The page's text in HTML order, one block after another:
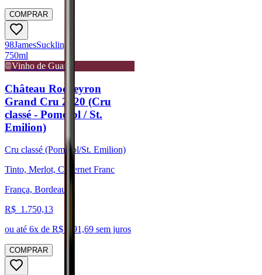
COMPRAR
98JamesSuckling
750ml
Vinho de Guarda
Château Rocheyron
Grand Cru 2020 (Cru
classé - Pomerol / St.
Emilion)
Cru classé (Pomerol/St. Emilion)
Tinto, Merlot, Cabernet Franc
França, Bordeaux
R$ 1.750,13
ou até 6x de R$ 291,69 sem juros
COMPRAR